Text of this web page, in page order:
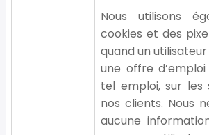
Nous utilisons
cookies et des
quand un
une offre
tel emploi, sur les
nos clients. Nous
aucune